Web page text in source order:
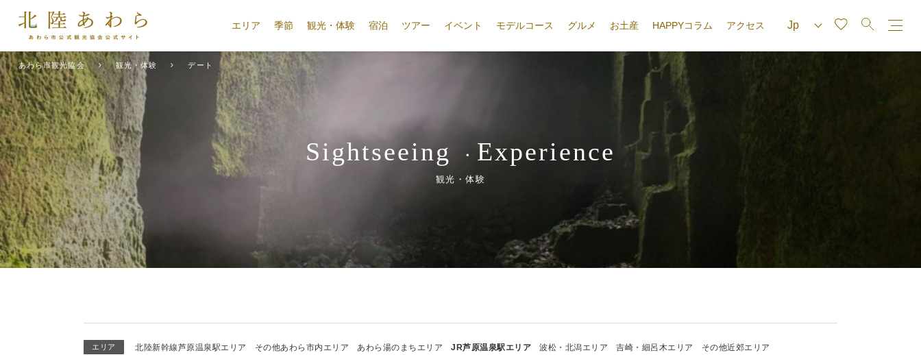
エリア 季節 観光・体験 宿泊 ツアー イベント モデルコース グルメ お土産 HAPPYコラム アクセス
あわら市観光協会 観光・体験 デート
Sightseeing ・ Experience
観光・体験
エリア 北陸新幹線芦原温泉駅エリア その他あわら市内エリア あわら湯のまちエリア JR芦原温泉駅エリア 波松・北潟エリア 吉崎・細呂木エリア その他近郊エリア